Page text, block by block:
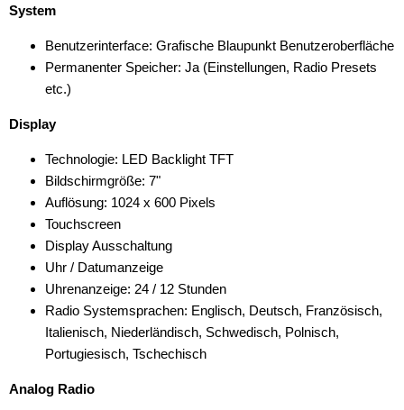
System
Benutzerinterface: Grafische Blaupunkt Benutzeroberfläche
Permanenter Speicher: Ja (Einstellungen, Radio Presets
etc.)
Display
Technologie: LED Backlight TFT
Bildschirmgröße: 7"
Auflösung: 1024 x 600 Pixels
Touchscreen
Display Ausschaltung
Uhr / Datumanzeige
Uhrenanzeige: 24 / 12 Stunden
Radio Systemsprachen: Englisch, Deutsch, Französisch,
Italienisch, Niederländisch, Schwedisch, Polnisch,
Portugiesisch, Tschechisch
Analog Radio